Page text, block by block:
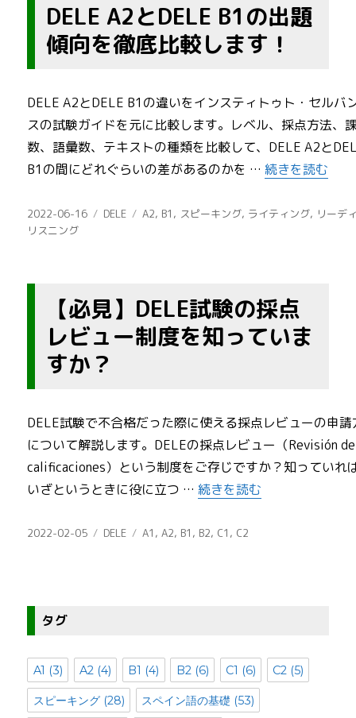
DELE A2とDELE B1の出題
傾向を徹底比較します！
DELE A2とDELE B1の違いをインスティトゥト・セルバ
スの試験ガイドを元に比較します。レベル、採点方法、
数、語彙数、テキストの種類を比較して、DELE A2と
B1の間にどれぐらいの差があるのかを …“DELE A2と
続きを読む
投
稿
2022-06-16
カ
DELE
タ
A2, B1 , スピーキング, ライティング, リーデ
リスニング
【必見】DELE試験の採点
レビュー制度を知っていま
すか？
DELE試験で不合格だった際に使える採点レビューの申請
について解説します。DELEの採点レビュー（Revisión de
calificaciones）という制度をご存じですか？知っていれ
いざというときに役に立つ …“【必見】DELE試験の採
続きを読む
投
2022-02-05
カ
DELE
タ
A1 ,A2, B1 , B2, C1 , C2
タグ
A1 (3) A2 (4) B1 (4) B2(6) C1 (6) C2 (5)
スピーキング(28) スペイン語の基礎 (53)